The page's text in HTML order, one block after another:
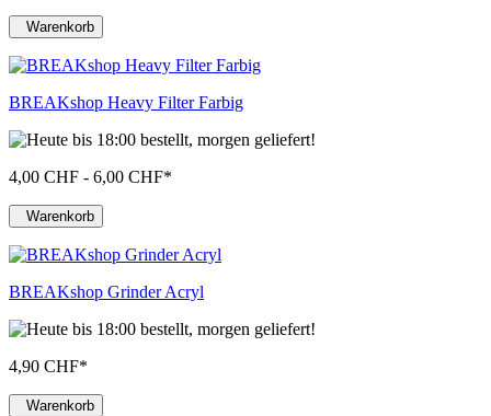
Warenkorb
BREAKshop Heavy Filter Farbig
4,00 CHF - 6,00 CHF*
Warenkorb
BREAKshop Grinder Acryl
4,90 CHF*
Warenkorb